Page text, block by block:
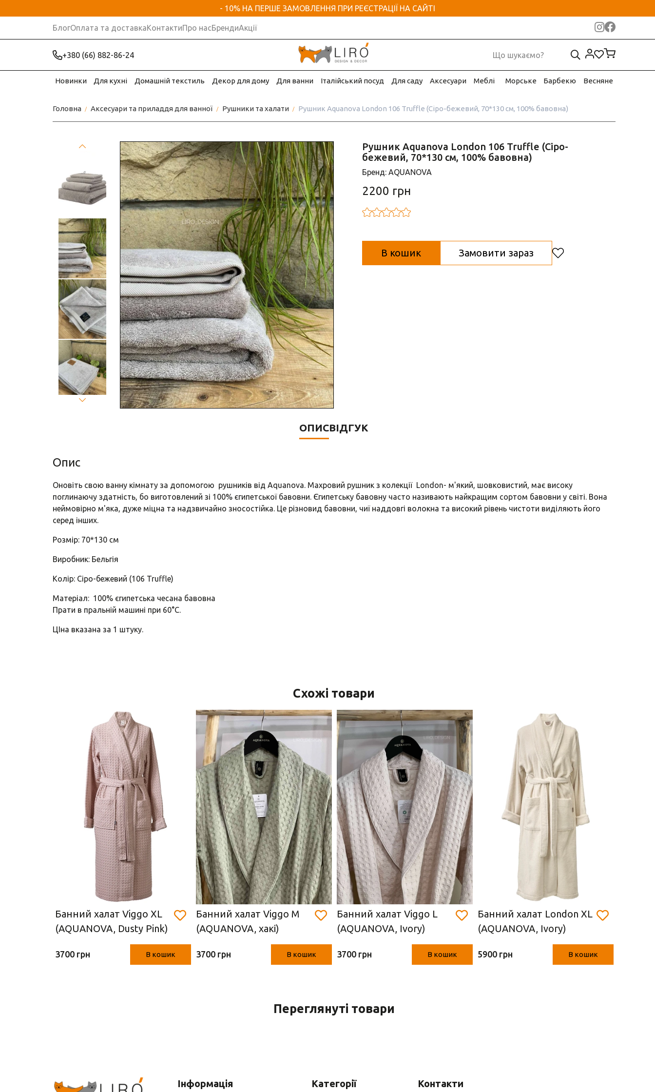
- 10% НА ПЕРШЕ ЗАМОВЛЕННЯ ПРИ РЕЄСТРАЦІЇ НА САЙТІ
БлогОплата та доставкаКонтактиПро насБрендиАкції
+380 (66) 882-86-24
Новинки Для кухні Домашній текстиль Декор для дому Для ванни Італійський посуд Для саду Аксесуари Меблі Морське Барбекю Весняне
Головна Аксесуари та приладдя для ванної Рушники та халати Рушник Aquanova London 106 Truffle (Сіро-бежевий, 70*130 см, 100% бавовна)
Рушник Aquanova London 106 Truffle (Сіро-
бежевий, 70*130 см, 100% бавовна)
Бренд: AQUANOVA
2200 грн
В кошик Замовити зараз
ОПИСВІДГУК
Опис
Оновіть свою ванну кімнату за допомогою рушників від Aquanova. Махровий рушник з колекції London- м'який, шовковистий, має високу
поглинаючу здатність, бо виготовлений зі 100% єгипетської бавовни. Єгипетську бавовну часто називають найкращим сортом бавовни у світі. Вона
неймовірно м'яка, дуже міцна та надзвичайно зносостійка. Це різновид бавовни, чиї наддовгі волокна та високий рівень чистоти виділяють його
серед інших.
Розмір: 70*130 см
Виробник: Бельгія
Колір: Сіро-бежевий (106 Truffle)
Матеріал: 100% єгипетська чесана бавовна
Прати в пральній машині при 60°C.
ЦІна вказана за 1 штуку.
Схожі товари
Банний халат Viggo XL
(AQUANOVA, Dusty Pink)
3700 грн В кошик
Банний халат Viggo M
(AQUANOVA, хакі)
3700 грн В кошик
Банний халат Viggo L
(AQUANOVA, Ivory)
3700 грн В кошик
Банний халат London XL
(AQUANOVA, Ivory)
5900 грн В кошик
Переглянуті товари
Інформація Категорії Контакти